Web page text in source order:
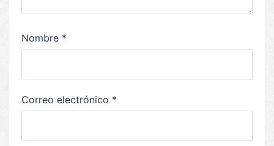
Nombre *
Correo electrónico *